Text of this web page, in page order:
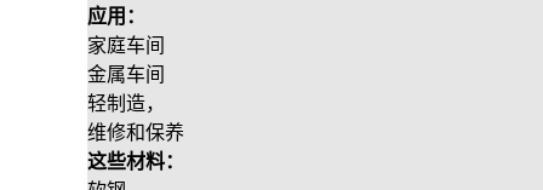
应用：
家庭车间
金属车间
轻制造，
维修和保养
这些材料：